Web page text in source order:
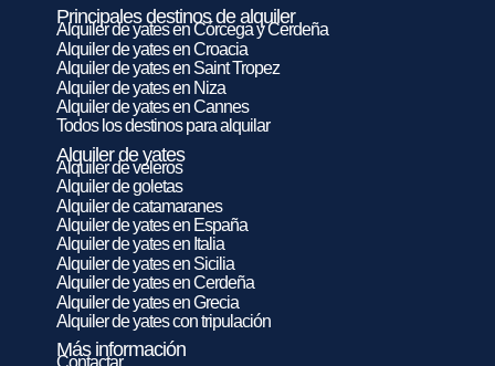
Principales destinos de alquiler
Alquiler de yates en Córcega y Cerdeña
Alquiler de yates en Croacia
Alquiler de yates en Saint Tropez
Alquiler de yates en Niza
Alquiler de yates en Cannes
Todos los destinos para alquilar
Alquiler de yates
Alquiler de veleros
Alquiler de goletas
Alquiler de catamaranes
Alquiler de yates en España
Alquiler de yates en Italia
Alquiler de yates en Sicilia
Alquiler de yates en Cerdeña
Alquiler de yates en Grecia
Alquiler de yates con tripulación
Más información